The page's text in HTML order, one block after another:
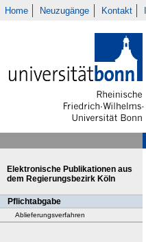
Home Neuzugänge Kontakt
Elektronische Publikationen aus
dem Regierungsbezirk Köln
Pflichtabgabe
Ablieferungsverfahren